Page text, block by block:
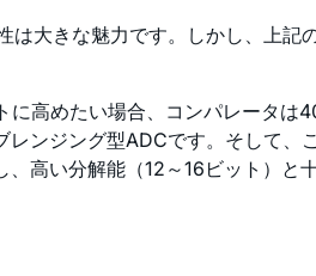
は大きな魅力です。しかし、上
に高めたい場合、コンパレータ
レンジング型ADCです。そして
高い分解能（12～16ビット）と